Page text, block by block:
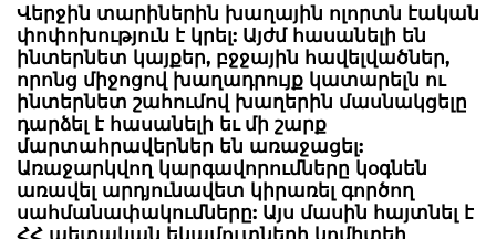
Վերջին տարիներին խաղային ոլորտն էական
փոփոխություն է կրել: Այժմ հասանելի են
ինտերնետ կայքեր, բջջային հավելվածներ,
որոնց միջոցով խաղադրույք կատարելն ու
ինտերնետ շահումով խաղերին մասնակցելը
դարձել է հասանելի եւ մի շարք
մարտահրավերներ են առաջացել:
Առաջարկվող կարգավորումները կօգնեն
առավել արդյունավետ կիրառել գործող
սահմանափակումները: Այս մասին հայտնել է
ՀՀ պետական եկամուտների կոմիտեի